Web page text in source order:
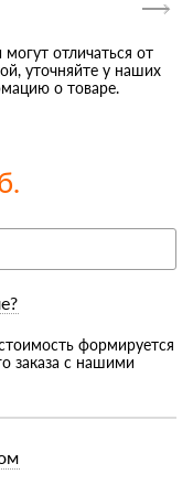
отличаться от
уточняйте у наших
о товаре.
формируется
заказа с нашими